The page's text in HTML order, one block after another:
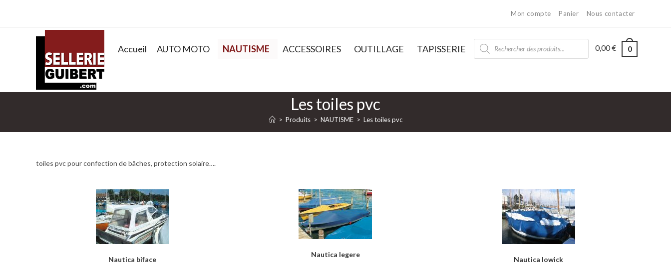
Mon compte Panier Nous contacter
Accueil AUTO MOTO NAUTISME ACCESSOIRES OUTILLAGE TAPISSERIE 0,00€ 0
Les toiles pvc
> Produits > NAUTISME > Les toiles pvc
toiles pvc pour confection de bâches, protection solaire….
Nautica biface
Nautica legere
Nautica lowick